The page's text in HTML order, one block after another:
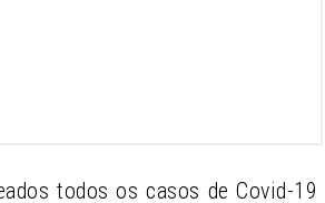
todos os casos de Covid-19